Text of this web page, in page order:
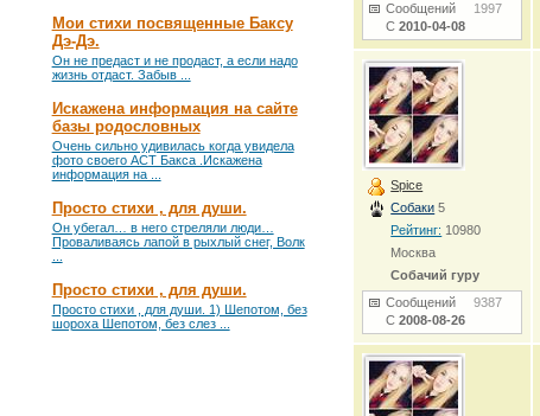
Мои стихи посвященные Баксу
Дэ-Дэ.
Он не предаст и не продаст, а если надо
жизнь отдаст. Забыв ...
Искажена информация на сайте
базы родословных
Очень сильно удивилась когда увидела
фото своего АСТ Бакса .Искажена
информация на ...
Просто стихи , для души.
Он убегал… в него стреляли люди…
Проваливаясь лапой в рыхлый снег, Волк
Просто стихи , для души.
Просто стихи , для души. 1) Шепотом, без
шороха Шепотом, без слез ...
Сообщений 1997
С2010-04-08
Spice
Собаки 5
Рейтинг: 10980
Москва
Собачий гуру
Сообщений9387
С2008-08-26